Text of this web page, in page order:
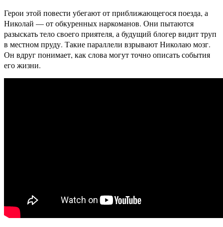
Герои этой повести убегают от приближающегося поезда, а
Николай — от обкуренных наркоманов. Они пытаются
разыскать тело своего приятеля, а будущий блогер видит труп
в местном пруду. Такие параллели взрывают Николаю мозг.
Он вдруг понимает, как слова могут точно описать события
его жизни.